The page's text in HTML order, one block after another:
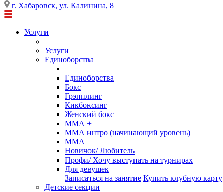
г. Хабаровск, ул. Калинина, 8
Услуги
Услуги
Единоборства
Единоборства
Бокс
Грэпплинг
Кикбоксинг
Женский бокс
ММА +
ММА интро (начинающий уровень)
ММА
Новичок/ Любитель
Профи/ Хочу выступать на турнирах
Для девушек
Записаться на занятие Купить клубную карту
Детские секции